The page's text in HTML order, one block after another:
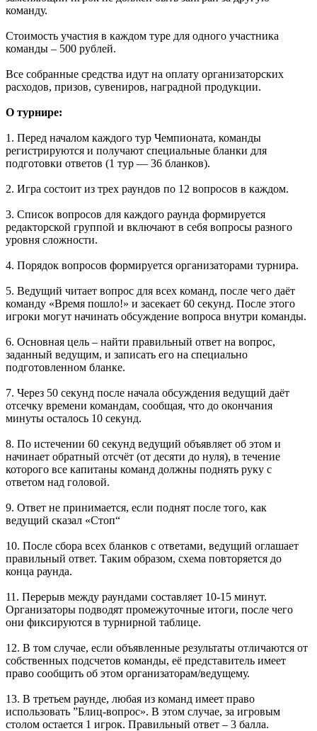
команду.
Стоимость участия в каждом туре для одного участника
команды – 500 рублей.
Все собранные средства идут на оплату организаторских
расходов, призов, сувениров, наградной продукции.
О турнире:
1. Перед началом каждого тур Чемпионата, команды
регистрируются и получают специальные бланки для
подготовки ответов (1 тур — 36 бланков).
2. Игра состоит из трех раундов по 12 вопросов в каждом.
3. Список вопросов для каждого раунда формируется
редакторской группой и включают в себя вопросы разного
уровня сложности.
4. Порядок вопросов формируется организаторами турнира.
5. Ведущий читает вопрос для всех команд, после чего даёт
команду «Время пошло!» и засекает 60 секунд. После этого
игроки могут начинать обсуждение вопроса внутри команды.
6. Основная цель – найти правильный ответ на вопрос,
заданный ведущим, и записать его на специально
подготовленном бланке.
7. Через 50 секунд после начала обсуждения ведущий даёт
отсечку времени командам, сообщая, что до окончания
минуты осталось 10 секунд.
8. По истечении 60 секунд ведущий объявляет об этом и
начинает обратный отсчёт (от десяти до нуля), в течение
которого все капитаны команд должны поднять руку с
ответом над головой.
9. Ответ не принимается, если поднят после того, как
ведущий сказал «Стоп“
10. После сбора всех бланков с ответами, ведущий оглашает
правильный ответ. Таким образом, схема повторяется до
конца раунда.
11. Перерыв между раундами составляет 10-15 минут.
Организаторы подводят промежуточные итоги, после чего
они фиксируются в турнирной таблице.
12. В том случае, если объявленные результаты отличаются от
собственных подсчетов команды, её представитель имеет
право сообщить об этом организаторам/ведущему.
13. В третьем раунде, любая из команд имеет право
использовать ”Блиц-вопрос». В этом случае, за игровым
столом остается 1 игрок. Правильный ответ – 3 балла.